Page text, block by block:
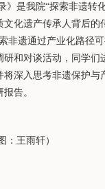
》是我院“探索非遗转
化遗产传承人背后的
非遗通过产业化路径
和对谈活动，同学们
将深入思考非遗保护与
告。
： 王雨轩）